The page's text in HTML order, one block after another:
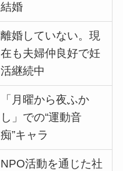
結婚
離婚していない。現
在も夫婦仲良好で妊
活継続中
「月曜から夜ふか
し」での“運動音
痴”キャラ
NPO活動を通じた社